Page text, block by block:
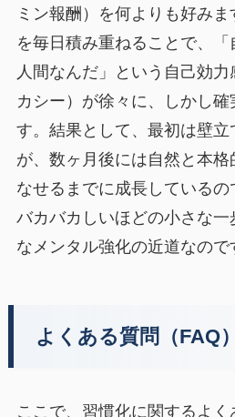
ミン報酬）を何よりも好みま
を毎日積み重ねることで、
人間なんだ」という自己効
カシー）が徐々に、しかし確
す。結果として、最初は壁
が、数ヶ月後には自然と本格
なせるまでに成長しているの
バカバカしいほどの小さな
なメンタル強化の近道なので
よくある質問（FAQ）
ここで、習慣化に関するよ